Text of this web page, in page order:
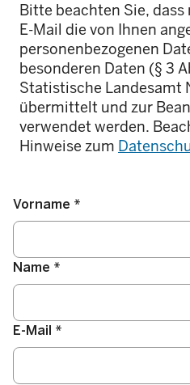
Bitte beachten Sie,
E-Mail die von Ihnen
personenbezogenen
besonderen Daten (§ 3
Statistische Landesamt
übermittelt und zur
verwendet werden.
Hinweise zum
Vorname *
Name *
E-Mail *